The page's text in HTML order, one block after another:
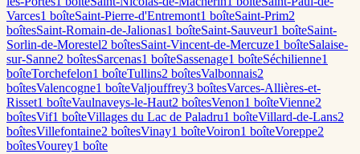
Varces1 boîteSaint-Pierre-d'Entremont1 boîteSaint-Prim2
boîtesSaint-Romain-de-Jalionas1 boîteSaint-Sauveur1 boîteSaint-
Sorlin-de-Morestel2 boîtesSaint-Vincent-de-Mercuze1 boîteSalaise-
sur-Sanne2 boîtesSarcenas1 boîteSassenage1 boîteSéchilienne1
boîteTorchefelon1 boîteTullins2 boîtesValbonnais2
boîtesValencogne1 boîteValjouffrey3 boîtesVarces-Allières-et-
Risset1 boîteVaulnaveys-le-Haut2 boîtesVenon1 boîteVienne2
boîtesVif1 boîteVillages du Lac de Paladru1 boîteVillard-de-Lans2
boîtesVillefontaine2 boîtesVinay1 boîteVoiron1 boîteVoreppe2
boîtesVourey1 boîte